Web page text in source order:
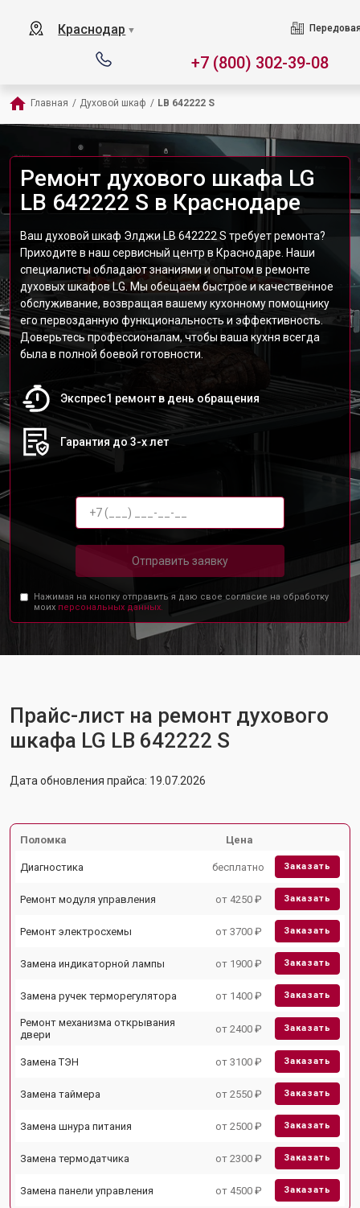
Краснодар ▼
+7 (800) 302-39-08
Главная / Духовой шкаф / LB 642222 S
Ремонт духового шкафа LG
LB 642222 S в Краснодаре
Ваш духовой шкаф Элджи LB 642222 S требует ремонта?
Приходите в наш сервисный центр в Краснодаре. Наши
специалисты обладают знаниями и опытом в ремонте
духовых шкафов LG. Мы обещаем быстрое и качественное
обслуживание, возвращая вашему кухонному помощнику
его первозданную функциональность и эффективность.
Доверьтесь профессионалам, чтобы ваша кухня всегда
была в полной боевой готовности.
Экспрес1 ремонт в день обращения
Гарантия до 3-х лет
Отправить заявку
Нажимая на кнопку отправить я даю свое согласие на обработку
моих персональных данных.
Прайс-лист на ремонт духового
шкафа LG LB 642222 S
Дата обновления прайса: 19.07.2026
Поломка Цена
Диагностика бесплатно Заказать
Ремонт модуля управления от 4250 ₽ Заказать
Ремонт электросхемы от 3700 ₽ Заказать
Замена индикаторной лампы от 1900 ₽ Заказать
Замена ручек терморегулятора от 1400 ₽ Заказать
Ремонт механизма открывания
двери
от 2400 ₽ Заказать
Замена ТЭН от 3100 ₽ Заказать
Замена таймера от 2550 ₽ Заказать
Замена шнура питания от 2500 ₽ Заказать
Замена термодатчика от 2300 ₽ Заказать
Замена панели управления от 4500 ₽ Заказать